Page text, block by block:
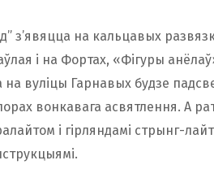
з’явяцца на кальцавых
і на Фортах, «Фігуры
вуліцы Гарнавых будзе
вонкавага асвятлення. А
і гірляндамі стрынг-